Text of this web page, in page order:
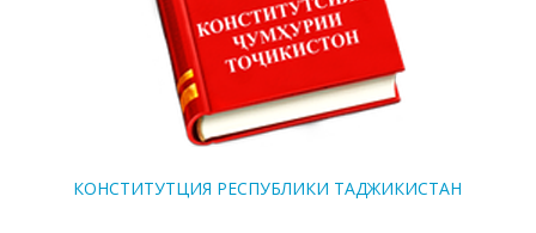
КОНСТИТУТЦИЯ РЕСПУБЛИКИ ТАДЖИКИСТАН